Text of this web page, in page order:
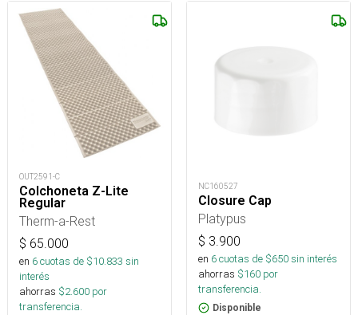
OUT2591-C
Colchoneta Z-Lite
Regular
Therm-a-Rest
$ 65.000
en 6cuotas de $10.833 sin
interés
ahorras $2.600 por
transferencia.
NC160527
Closure Cap
Platypus
$ 3.900
en 6cuotas de $650sin interés
ahorras $160 por
transferencia.
Disponible